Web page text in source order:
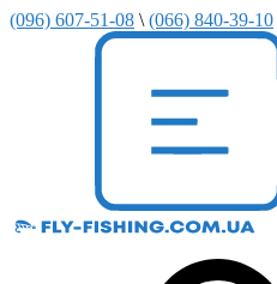
(096) 607-51-08 \ (066) 840-39-10